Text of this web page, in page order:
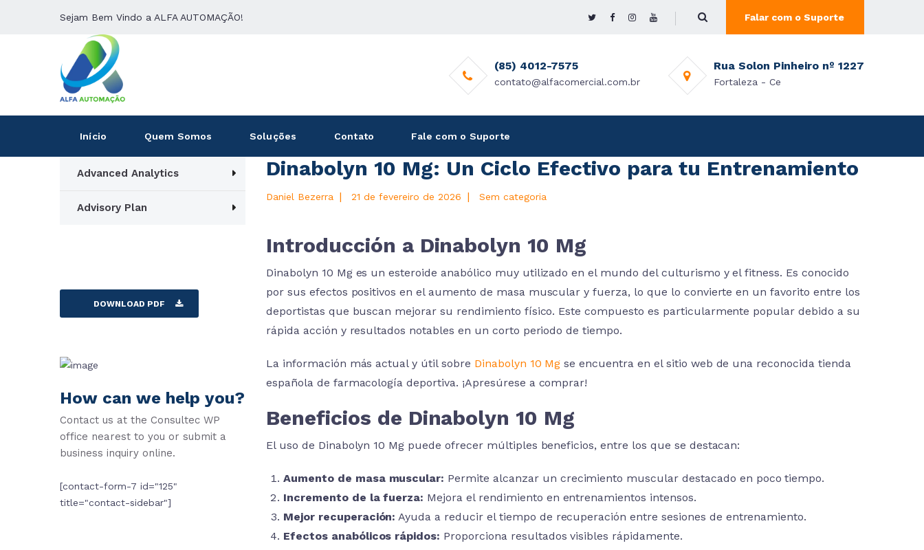
Sejam Bem Vindo a ALFA AUTOMAÇÃO! Falar com o Suporte
(85) 4012-7575
contato@alfacomercial.com.br
Rua Solon Pinheiro nº 1227
Fortaleza - Ce
Início Quem Somos Soluções Contato Fale com o Suporte
Dinabolyn 10 Mg: Un Ciclo Efectivo para tu Entrenamiento
Daniel Bezerra | 21 de fevereiro de 2026 | Sem categoria
Introducción a Dinabolyn 10 Mg
Dinabolyn 10 Mg es un esteroide anabólico muy utilizado en el mundo del culturismo y el fitness. Es conocido
por sus efectos positivos en el aumento de masa muscular y fuerza, lo que lo convierte en un favorito entre los
deportistas que buscan mejorar su rendimiento físico. Este compuesto es particularmente popular debido a su
rápida acción y resultados notables en un corto periodo de tiempo.
La información más actual y útil sobre Dinabolyn 10 Mg se encuentra en el sitio web de una reconocida tienda
española de farmacología deportiva. ¡Apresúrese a comprar!
Beneficios de Dinabolyn 10 Mg
El uso de Dinabolyn 10 Mg puede ofrecer múltiples beneficios, entre los que se destacan:
Aumento de masa muscular: Permite alcanzar un crecimiento muscular destacado en poco tiempo.
Incremento de la fuerza: Mejora el rendimiento en entrenamientos intensos.
Mejor recuperación: Ayuda a reducir el tiempo de recuperación entre sesiones de entrenamiento.
Efectos anabólicos rápidos: Proporciona resultados visibles rápidamente.
Advanced Analytics
Advisory Plan
DOWNLOAD PDF
How can we help you?
Contact us at the Consultec WP
office nearest to you or submit a
business inquiry online.
[contact-form-7 id="125"
title="contact-sidebar"]